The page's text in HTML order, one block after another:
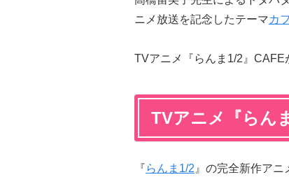
ニメ放送を記念したテーマカ
TVアニメ『らんま1/2』CAFE
TVアニメ『らん
『らんま1/2 』の完全新作ア